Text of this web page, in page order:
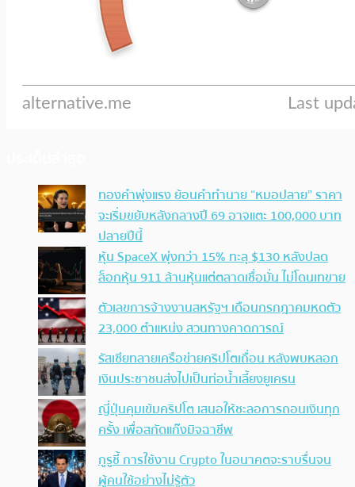
ทองคำพุ่งแรง ย้อนคำทำนาย “หมอปลาย” ราคา
จะเริ่มขยับหลังกลางปี 69 อาจแตะ 100,000 บาท
ปลายปีนี้
หุ้น SpaceX พุ่งกว่า 15% ทะลุ $130 หลังปลด
ล็อกหุ้น 911 ล้านหุ้นแต่ตลาดเชื่อมั่น ไม่โดนเทขาย
ตัวเลขการจ้างงานสหรัฐฯ เดือนกรกฎาคมหดตัว
23,000 ตำแหน่ง สวนทางคาดการณ์
รัสเซียทลายเครือข่ายคริปโตเถื่อน หลังพบหลอก
เงินประชาชนส่งไปเป็นท่อน้ำเลี้ยงยูเครน
ญี่ปุ่นคุมเข้มคริปโต เสนอให้ชะลอการถอนเงินทุก
ครั้ง เพื่อสกัดแก๊งมิจฉาชีพ
กูรูชี้ การใช้งาน Crypto ในอนาคตจะราบรื่นจน
ผู้คนใช้อย่างไม่รู้ตัว